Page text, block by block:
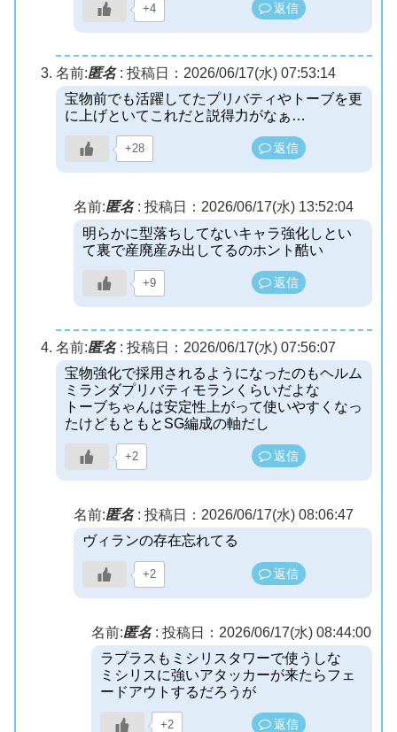
+4 返信
名前:匿名: 投稿日：2026/06/17(水) 07:53:14
宝物前でも活躍してたプリバティやトーブを更
に上げといてこれだと説得力がなぁ…
+28 返信
名前:匿名: 投稿日：2026/06/17(水) 13:52:04
明らかに型落ちしてないキャラ強化しとい
て裏で産廃産み出してるのホント酷い
+9 返信
名前:匿名: 投稿日：2026/06/17(水) 07:56:07
宝物強化で採用されるようになったのもヘルム
ミランダプリバティモランくらいだよな
トーブちゃんは安定性上がって使いやすくなっ
たけどもともとSG編成の軸だし
+2 返信
名前:匿名: 投稿日：2026/06/17(水) 08:06:47
ヴィランの存在忘れてる
+2 返信
名前:匿名: 投稿日：2026/06/17(水) 08:44:00
ラプラスもミシリスタワーで使うしな
ミシリスに強いアタッカーが来たらフェ
ードアウトするだろうが
+2 返信